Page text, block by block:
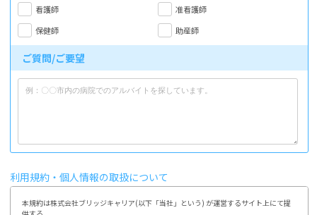
看護師
准看護師
保健師
助産師
ご質問/ご要望
利用規約・個人情報の取扱について
本規約は株式会社ブリッジキャリア(以下「当社」という) が運営するサイト上にて提